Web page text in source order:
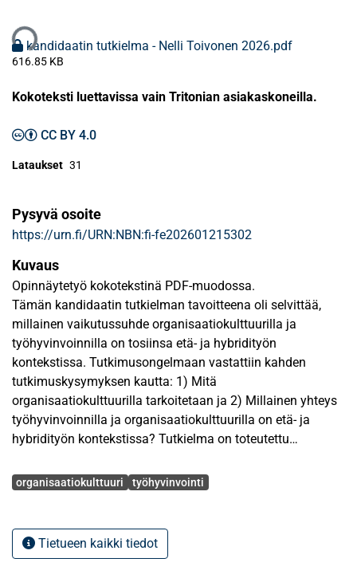
kandidaatin tutkielma - Nelli Toivonen 2026.pdf
616.85 KB
Kokoteksti luettavissa vain Tritonian asiakaskoneilla.
CC BY 4.0
Lataukset 31
Pysyvä osoite
https://urn.fi/URN:NBN:fi-fe202601215302
Kuvaus
Opinnäytetyö kokotekstinä PDF-muodossa.
Tämän kandidaatin tutkielman tavoitteena oli selvittää,
millainen vaikutussuhde organisaatiokulttuurilla ja
työhyvinvoinnilla on tosiinsa etä- ja hybridityön
kontekstissa. Tutkimusongelmaan vastattiin kahden
tutkimuskysymyksen kautta: 1) Mitä
organisaatiokulttuurilla tarkoitetaan ja 2) Millainen yhteys
työhyvinvoinnilla ja organisaatiokulttuurilla on etä- ja
hybridityön kontekstissa? Tutkielma on toteutettu
katsauksena, jonka teoreettinen viitekehys perustuu
Tutkielman keskeisten tulosten perustella
organisaatiokulttuurilla ja työhyvinvoinnilla on merkittävä
Avainsanat
organisaatiokulttuuri työhyvinvointi
Tietueen kaikki tiedot